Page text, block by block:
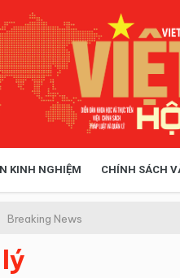
KINH NGHIỆM CHÍNH SÁCH
Breaking News